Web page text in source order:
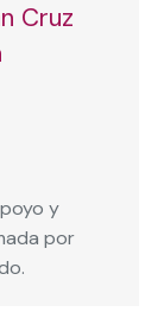
Cruz
y
por